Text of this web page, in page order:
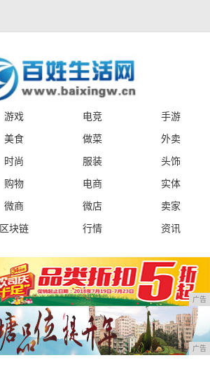
游戏 电竞
手游
美食 做菜
外卖
时尚 服装
头饰
购物 电商
实体
微商 微店
卖家
区块链 行情 资讯
广告
广告